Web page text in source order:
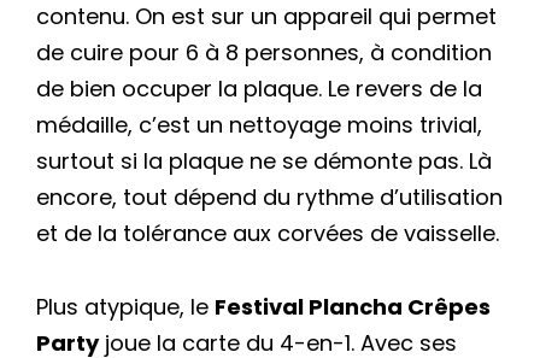
contenu. On est sur un appareil qui permet
de cuire pour 6 à 8 personnes, à condition
de bien occuper la plaque. Le revers de la
médaille, c’est un nettoyage moins trivial,
surtout si la plaque ne se démonte pas. Là
encore, tout dépend du rythme d’utilisation
et de la tolérance aux corvées de vaisselle.
Plus atypique, le Festival Plancha Crêpes
Partyjoue la carte du 4-en-1. Avec ses